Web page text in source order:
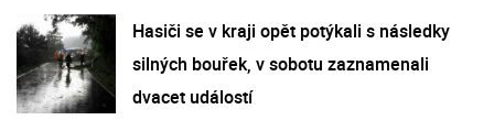
Hasiči se v kraji opět potýkali s následky
silných bouřek, v sobotu zaznamenali
dvacet událostí